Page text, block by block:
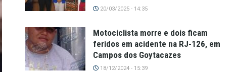
20/03/2025 - 14:35
Motociclista morre e dois ficam
feridos em acidente na RJ-126, em
Campos dos Goytacazes
18/12/2024 - 15:39